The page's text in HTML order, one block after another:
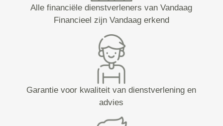
Alle financiële dienstverleners van Vandaag
Financieel zijn Vandaag erkend
Garantie voor kwaliteit van dienstverlening en
advies